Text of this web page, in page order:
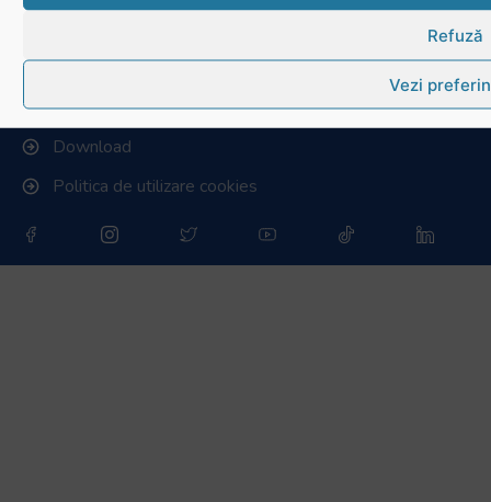
Refuză
Vezi
Download
Politica de utilizare cookies